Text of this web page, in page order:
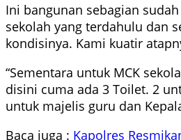
Ini bangunan sebagian
sekolah yang terdahulu dan
kondisinya. Kami kuatir
“Sementara untuk MCK
disini cuma ada 3 Toilet. 2
untuk majelis guru dan
Baca juga : Kapolres